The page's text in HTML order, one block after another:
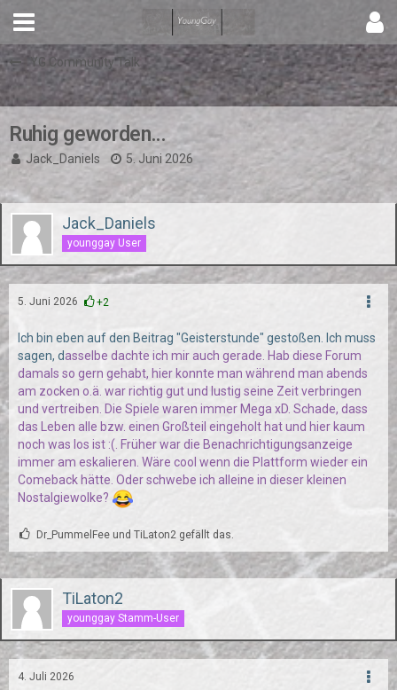
YG Community Talk
Ruhig geworden...
Jack_Daniels 5. Juni 2026
Jack_Daniels
younggay User
5. Juni 2026 +2
Ich bin eben auf den Beitrag "Geisterstunde" gestoßen. Ich muss
sagen, dasselbe dachte ich mir auch gerade. Hab diese Forum
damals so gern gehabt, hier konnte man während man abends
am zocken o.ä. war richtig gut und lustig seine Zeit verbringen
und vertreiben. Die Spiele waren immer Mega xD. Schade, dass
das Leben alle bzw. einen Großteil eingeholt hat und hier kaum
noch was los ist :(. Früher war die Benachrichtigungsanzeige
immer am eskalieren. Wäre cool wenn die Plattform wieder ein
Comeback hätte. Oder schwebe ich alleine in dieser kleinen
Nostalgiewolke?
Dr_PummelFee und TiLaton2 gefällt das.
TiLaton2
younggay Stamm-User
4. Juli 2026